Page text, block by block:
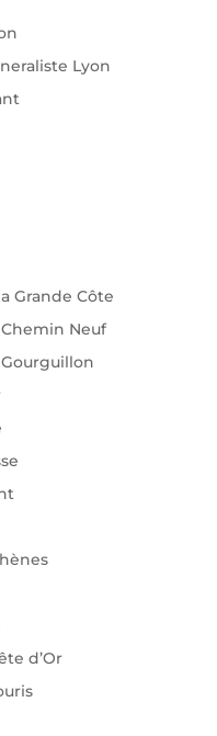
Lyon
Grande Côte
Neuf
d’Or